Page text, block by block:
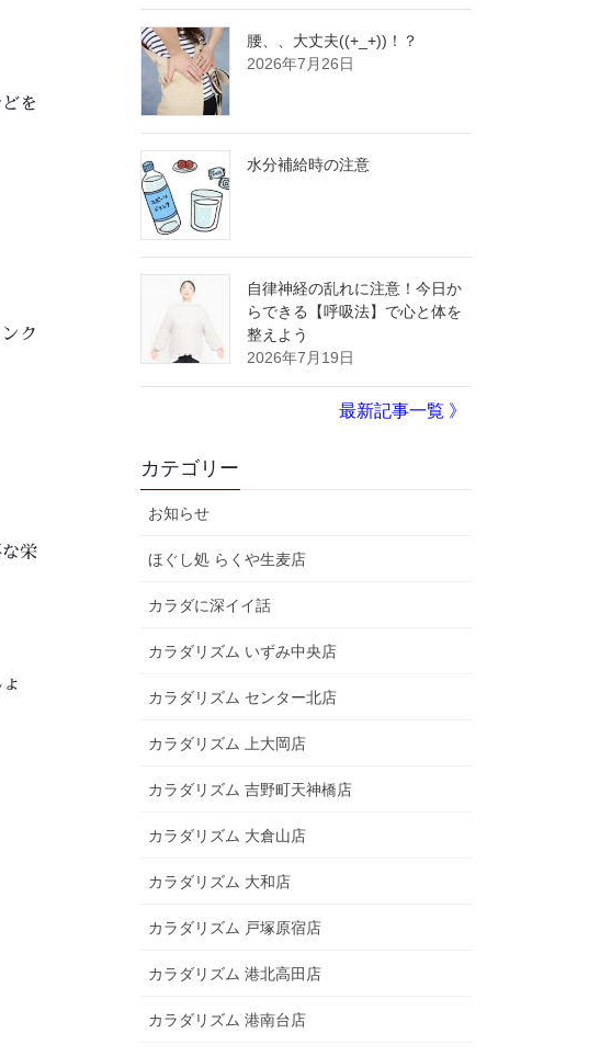
を
ク
栄
腰、、大丈夫((+_+))！？
2026年7月26日
水分補給時の注意
自律神経の乱れに注意！今日か
らできる【呼吸法】で心と体を
整えよう
2026年7月19日
最新記事一覧 》
カテゴリー
お知らせ
ほぐし処 らくや生麦店
カラダに深イイ話
カラダリズム いずみ中央店
カラダリズム センター北店
カラダリズム 上大岡店
カラダリズム 吉野町天神橋店
カラダリズム 大倉山店
カラダリズム 大和店
カラダリズム 戸塚原宿店
カラダリズム 港北高田店
カラダリズム 港南台店